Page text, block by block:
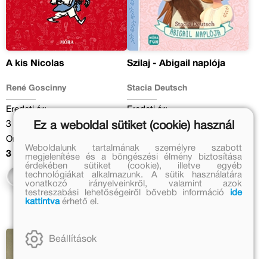
A kis Nicolas
René Goscinny
Eredeti ár:
3 999 Ft
Online ár:
3 279 Ft
Kosárba
Szilaj - Abigail naplója
Stacia Deutsch
Eredeti ár:
1 999 Ft
1 639 Ft
Kosárba
Ez a weboldal sütiket (cookie) használ
Weboldalunk tartalmának személyre szabott
megjelenítése és a böngészési élmény biztosítása
érdekében sütiket (cookie), illetve egyéb
technológiákat alkalmazunk. A sütik használatára
vonatkozó irányelveinkről, valamint azok
testreszabási lehetőségeiről bővebb információ
ide
kattintvaérhető el.
Beállítások